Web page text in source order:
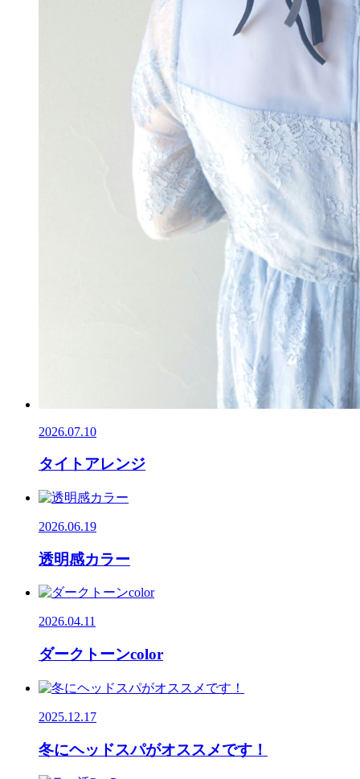
2026.07.10
タイトアレンジ
2026.06.19
透明感カラー
2026.04.11
ダークトーンcolor
2025.12.17
冬にヘッドスパがオススメです！